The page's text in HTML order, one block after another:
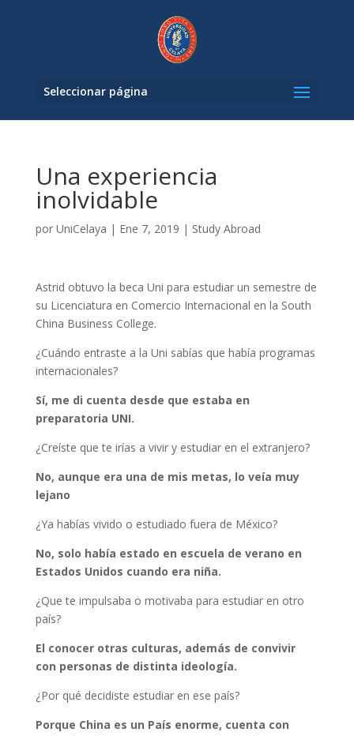
Seleccionar página
Una experiencia
inolvidable
por UniCelaya | Ene 7, 2019 | Study Abroad
Astrid obtuvo la beca Uni para estudiar un semestre de
su Licenciatura en Comercio Internacional en la South
China Business College.
¿Cuándo entraste a la Uni sabías que había programas
internacionales?
Sí, me di cuenta desde que estaba en
preparatoria UNI.
¿Creíste que te irías a vivir y estudiar en el extranjero?
No, aunque era una de mis metas, lo veía muy
lejano
¿Ya habías vivido o estudiado fuera de México?
No, solo había estado en escuela de verano en
Estados Unidos cuando era niña.
¿Que te impulsaba o motivaba para estudiar en otro
país?
El conocer otras culturas, además de convivir
con personas de distinta ideología.
¿Por qué decidiste estudiar en ese país?
Porque China es un País enorme, cuenta con